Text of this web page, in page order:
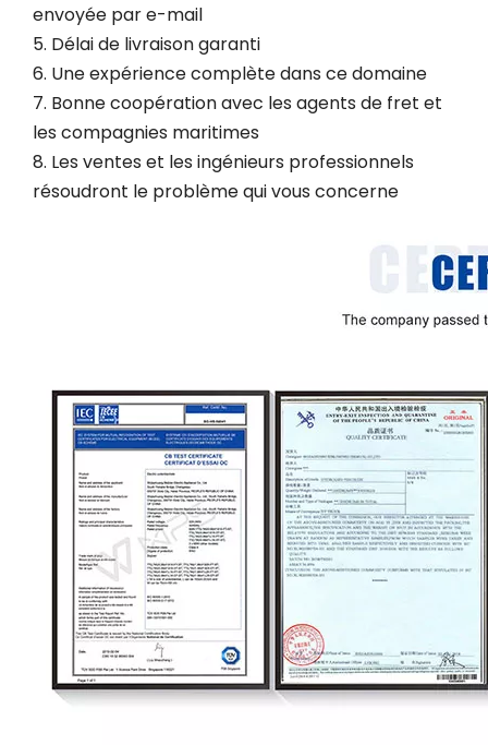
envoyée par e-mail
5. Délai de livraison garanti
6. Une expérience complète dans ce domaine
7. Bonne coopération avec les agents de fret et
les compagnies maritimes
8. Les ventes et les ingénieurs professionnels
résoudront le problème qui vous concerne